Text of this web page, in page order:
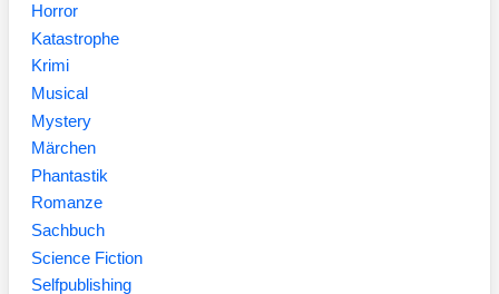
Horror
Katastrophe
Krimi
Musical
Mystery
Märchen
Phantastik
Romanze
Sachbuch
Science Fiction
Selfpublishing